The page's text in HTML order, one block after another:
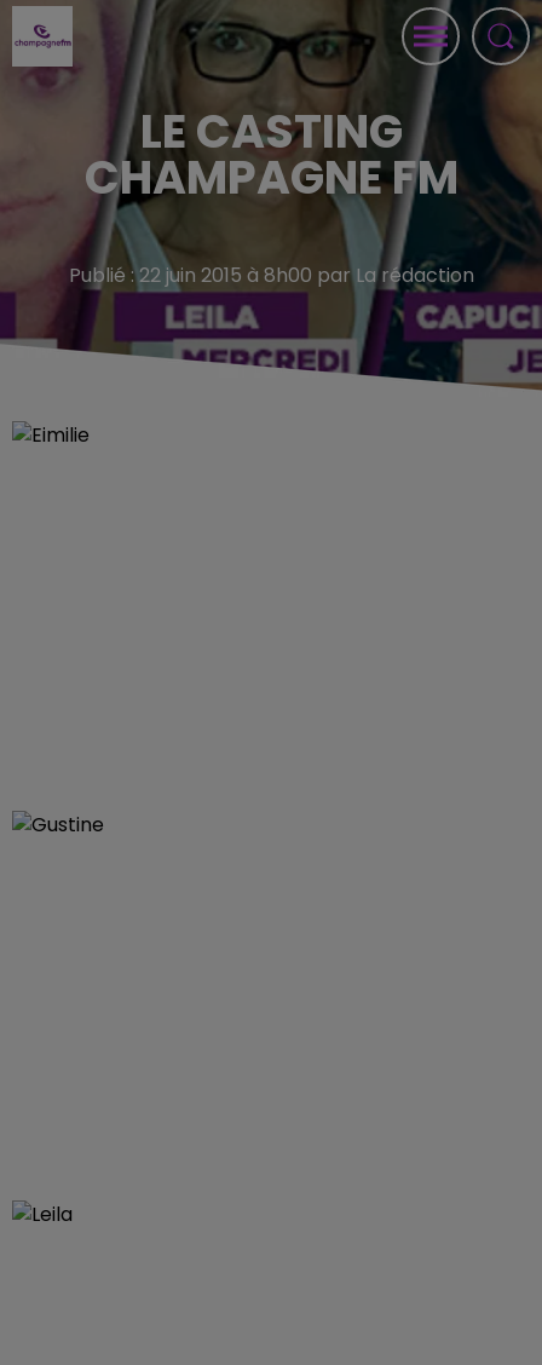
LE CASTING
CHAMPAGNE FM
Publié : 22 juin 2015 à 8h00 par La rédaction